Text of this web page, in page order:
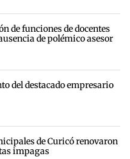
de funciones de docentes
de polémico asesor
del destacado empresario
de Curicó renovaron
impagas